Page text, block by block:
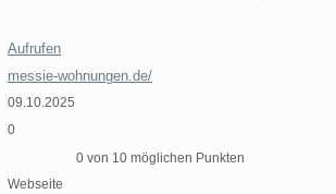
Aufrufen
messie-wohnungen.de/
09.10.2025
0
0 von 10 möglichen Punkten
Webseite